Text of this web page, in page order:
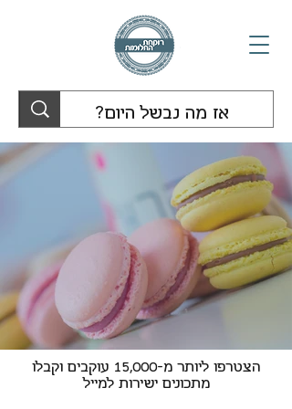
הצטרפו ליותר מ-15,000 עוקבים וקבלו
מתכונים ישירות למייל